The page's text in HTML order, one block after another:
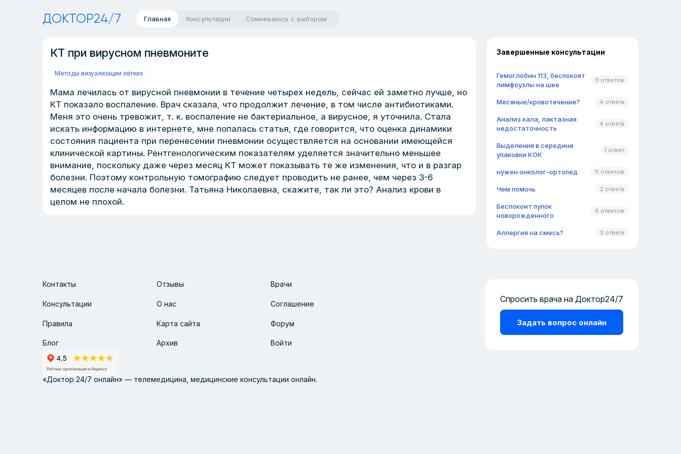
ДОКТОР24/7 Главная Консультации Сомневаюсь с выбором
КТ при вирусном пневмоните
Методы визуализации лёгких
Мама лечилась от вирусной пневмонии в течение четырех недель, сейчас ей заметно лучше, но
КТ показало воспаление. Врач сказала, что продолжит лечение, в том числе антибиотиками.
Меня это очень тревожит, т. к. воспаление не бактериальное, а вирусное, я уточнила. Стала
искать информацию в интернете, мне попалась статья, где говорится, что оценка динамики
состояния пациента при перенесении пневмонии осуществляется на основании имеющейся
клинической картины. Рентгенологическим показателям уделяется значительно меньшее
внимание, поскольку даже через месяц КТ может показывать те же изменения, что и в разгар
болезни. Поэтому контрольную томографию следует проводить не ранее, чем через 3-6
месяцев после начала болезни. Татьяна Николаевна, скажите, так ли это? Анализ крови в
целом не плохой.
Завершенные консультации
Гемоглобин 113, беспокоят
лимфоузлы на шее
11 ответов
Месяные/кровотечение? 4 ответа
Анализ кала, лактазная
недостаточность
4 ответа
Выделения в середине
упаковки КОК
1 ответ
нужен онколог-ортопед 11 ответов
Чем помочь 2 ответа
Беспокоит пупок
новорожденного
8 ответов
Аллергия на смесь? 3 ответа
Контакты Отзывы Врачи
Консультации О нас Соглашение
Правила Карта сайта Форум
Блог Архив Войти
Спросить врача на Доктор24/7
Задать вопрос онлайн
«Доктор 24/7 онлайн» — телемедицина, медицинские консультации онлайн.